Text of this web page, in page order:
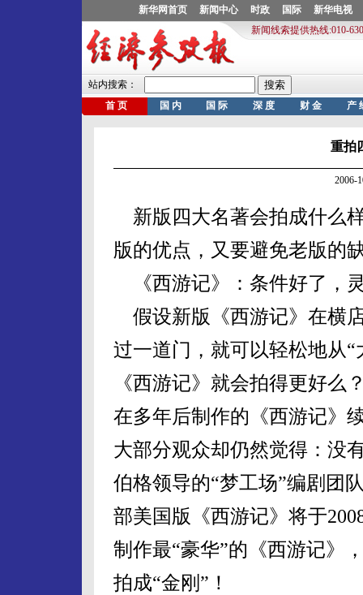
重拍
2006-
新版四大名著会拍成什么
版的优点，又要避免老版的
《西游记》：条件好了，
假设新版《西游记》在横
过一道门，就可以轻松地从
《西游记》就会拍得更好么
在多年后制作的《西游记》
大部分观众却仍然觉得：没
伯格领导的“梦工场”编剧团
部美国版《西游记》将于
制作最“豪华”的《西游记》
拍成“金刚”！